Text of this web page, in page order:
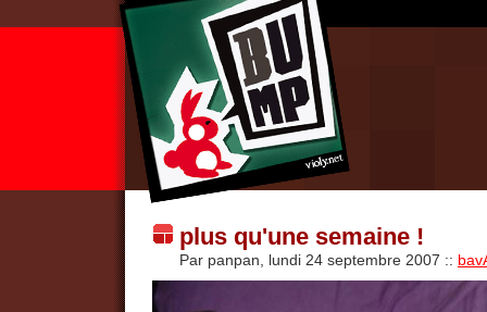
plus qu'une semaine !
Par panpan, lundi 24 septembre 2007 ::